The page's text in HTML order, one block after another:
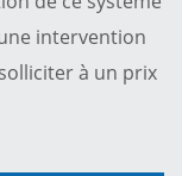
intervention
à un prix